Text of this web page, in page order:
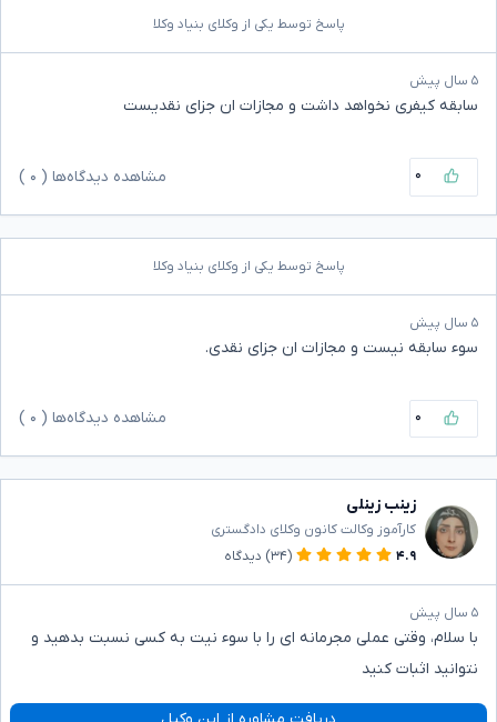
پاسخ توسط یکی از وکلای بنیاد وکلا
۵ سال پیش
سابقه کیفری نخواهد داشت و مجازات ان جزای نقدیست
۰ مشاهده دیدگاه‌ها ( ۰
پاسخ توسط یکی از وکلای بنیاد وکلا
۵ سال پیش
سوء سابقه نیست و مجازات ان جزای نقدی.
۰ مشاهده دیدگاه‌ها ( ۰
زینب زینلی
کارآموز وکالت کانون وکلای دادگستری
۴.۹
(۳۴) دیدگاه
۵ سال پیش
با سلام، وقتی عملی مجرمانه ای را با سوء نیت به کسی نسبت بدهید و
نتوانید اثبات کنید